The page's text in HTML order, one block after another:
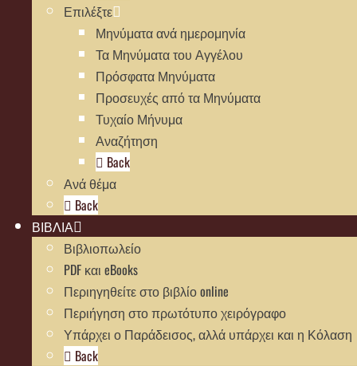
Επιλέξτε
Μηνύματα ανά ημερομηνία
Τα Μηνύματα του Αγγέλου
Πρόσφατα Μηνύματα
Προσευχές από τα Μηνύματα
Τυχαίο Μήνυμα
Αναζήτηση
Back
Ανά θέμα
Back
ΒΙΒΛΙΑ
Βιβλιοπωλείο
PDF και eBooks
Περιηγηθείτε στο βιβλίο online
Περιήγηση στο πρωτότυπο χειρόγραφο
Υπάρχει ο Παράδεισος, αλλά υπάρχει και η Κόλαση
Back